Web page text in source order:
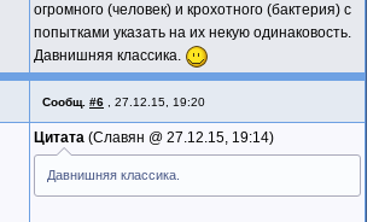
огромного (человек) и крохотного (бактерия) с
попытками указать на их некую одинаковость.
Давнишняя классика.
Сообщ. #6 27.12.15, 19:20
Цитата Славян @ 27.12.15, 19:14
Давнишняя классика.